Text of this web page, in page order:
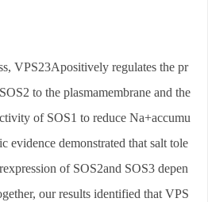
VPS23Apositively regulates the pr
to the plasmamembrane and the
of SOS1 to reduce Na+accumu
evidence demonstrated that salt tole
of SOS2and SOS3 depen
our results identified that VPS